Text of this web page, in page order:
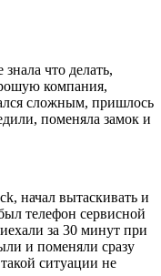
что делать,
компания,
сложным, пришлось
поменяла замок и
начал вытаскивать и
телефон сервисной
за 30 минут при
и поменяли сразу
ситуации не